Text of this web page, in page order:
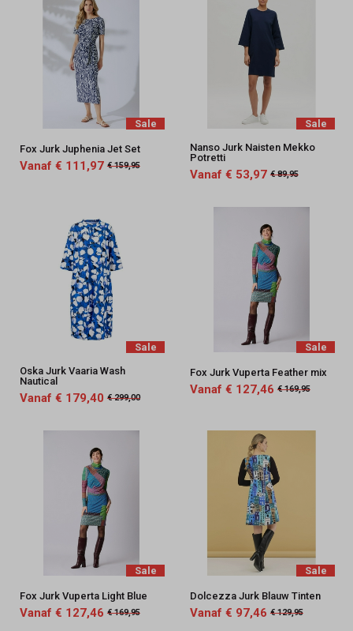
Sale
Fox Jurk Juphenia Jet Set
Vanaf € 111,97 € 159,95
Sale
Nanso Jurk Naisten Mekko
Potretti
Vanaf € 53,97 € 89,95
Sale
Oska Jurk Vaaria Wash
Nautical
Vanaf € 179,40 € 299,00
Sale
Fox Jurk Vuperta Feather mix
Vanaf € 127,46 € 169,95
Sale
Fox Jurk Vuperta Light Blue
Vanaf € 127,46 € 169,95
Sale
Dolcezza Jurk Blauw Tinten
Vanaf € 97,46 € 129,95